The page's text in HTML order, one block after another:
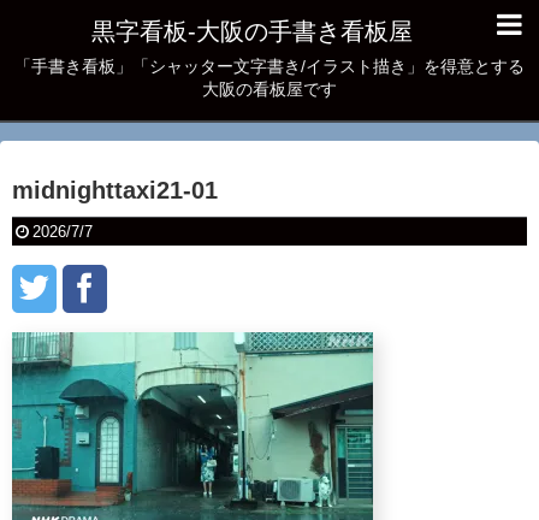
黒字看板‐大阪の手書き看板屋
「手書き看板」「シャッター文字書き/イラスト描き」を得意とする
大阪の看板屋です
midnighttaxi21-01
2026/7/7